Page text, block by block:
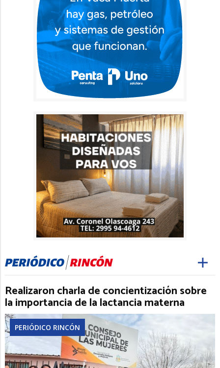
Realizaron charla de concientización sobre
la importancia de la lactancia materna
PERIÓDICO RINCÓN